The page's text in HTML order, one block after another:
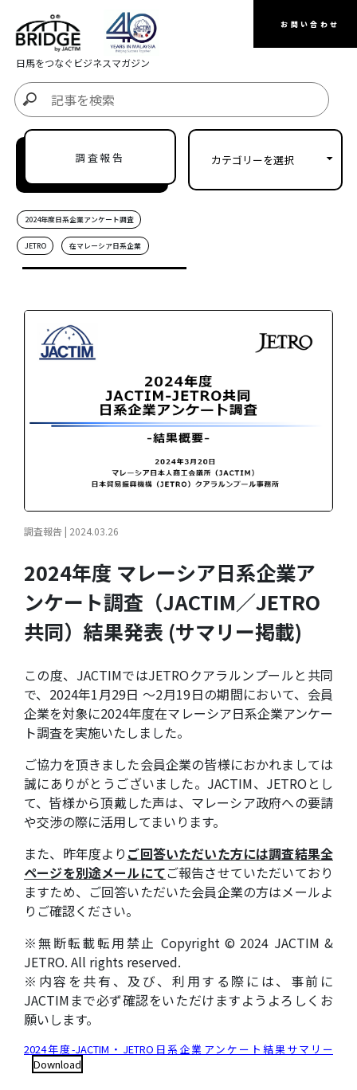
お問い合わせ
日馬をつなぐビジネスマガジン
調査報告
2024年度日系企業アンケート調査
JETRO 在マレーシア日系企業
調査報告 | 2024.03.26
2024年度 マレーシア日系企業ア
ンケート調査（JACTIM／JETRO
共同）結果発表 (サマリー掲載)
この度、JACTIMではJETROクアラルンプールと共同
で、2024年1月29日 ～2月19日の期間において、会員
企業を対象に2024年度在マレーシア日系企業アンケー
ト調査を実施いたしました。
ご協力を頂きました会員企業の皆様におかれましては
誠にありがとうございました。JACTIM、JETROとし
て、皆様から頂戴した声は、マレーシア政府への要請
や交渉の際に活用してまいります。
また、昨年度より ご回答いただいた方には調査結果全
ページを別途メールにてご報告させていただいており
ますため、ご回答いただいた会員企業の方はメールよ
りご確認ください。
※無断転載転用禁止 Copyright © 2024 JACTIM &
JETRO. All rights reserved.
※内容を共有、及び、利用する際には、事前に
JACTIMまで必ず確認をいただけますようよろしくお
願いします。
2024年度-JACTIM・JETRO日系企業アンケート結果サマリー
Download